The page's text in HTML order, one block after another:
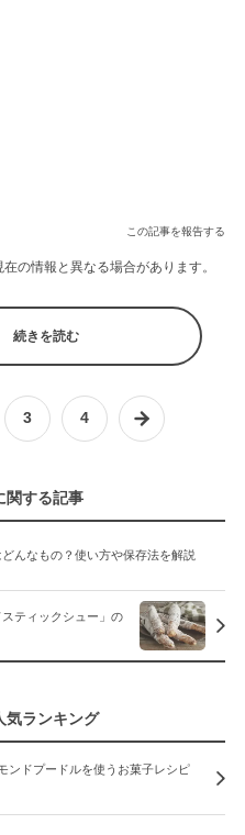
この記事を報告する
の情報と異なる場合があります。
続きを読む
3 4
関する記事
んなもの？使い方や保存法を解説
ティックシュー」の
気ランキング
ンドプードルを使うお菓子レシピ